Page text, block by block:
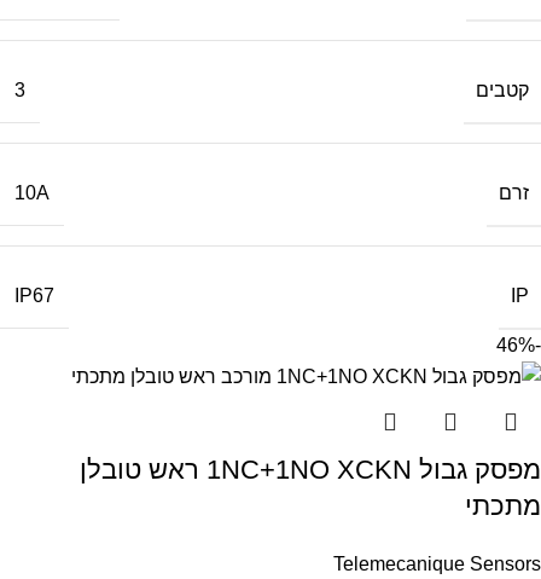
קטבים 3
זרם 10A
IP
IP67
-46%
מפסק גבול 1NC+1NO XCKN ראש טובלן
מתכתי
Telemecanique Sensors